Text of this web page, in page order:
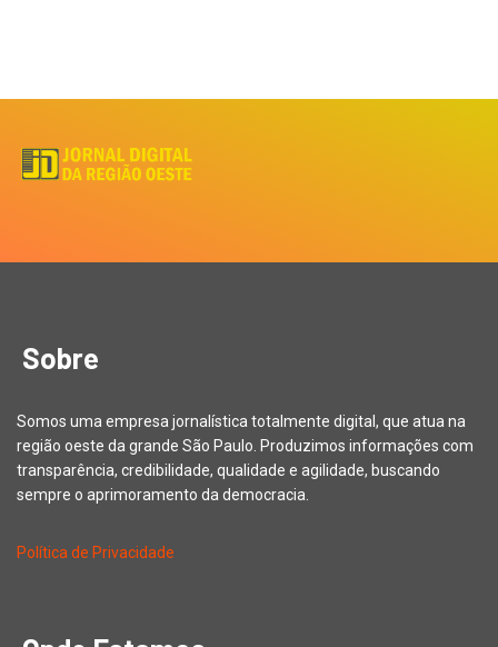
Sobre
Somos uma empresa jornalística totalmente digital, que atua na
região oeste da grande São Paulo. Produzimos informações com
transparência, credibilidade, qualidade e agilidade, buscando
sempre o aprimoramento da democracia.
Política de Privacidade